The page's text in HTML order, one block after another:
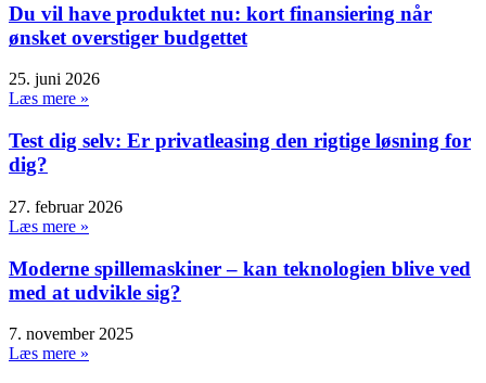
Du vil have produktet nu: kort finansiering når
ønsket overstiger budgettet
25. juni 2026
Læs mere »
Test dig selv: Er privatleasing den rigtige løsning for
dig?
27. februar 2026
Læs mere »
Moderne spillemaskiner – kan teknologien blive ved
med at udvikle sig?
7. november 2025
Læs mere »